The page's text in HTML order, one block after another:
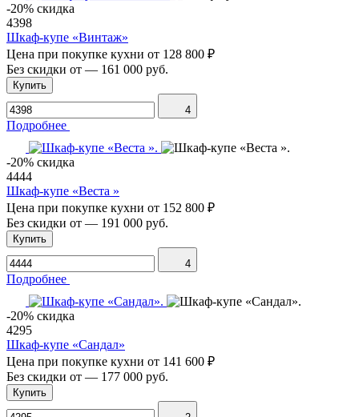
-20% скидка
4398
Шкаф-купе «Винтаж»
Цена при покупке кухни от 128 800 ₽
Без скидки от — 161 000 руб.
Купить
4
Подробнее
-20% скидка
4444
Шкаф-купе «Веста »
Цена при покупке кухни от 152 800 ₽
Без скидки от — 191 000 руб.
Купить
4
Подробнее
-20% скидка
4295
Шкаф-купе «Сандал»
Цена при покупке кухни от 141 600 ₽
Без скидки от — 177 000 руб.
Купить